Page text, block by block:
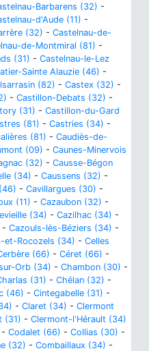
Barbarens (32) -
d'Aude (11) -
(32) - Castelnau-de-
de-Montmiral (81) -
(31) - Castelnau-le-Lez
Sainte Alauzie (46) -
(82) - Castex (32) -
- Castillon-Debats (32) -
(31) - Castillon-du-Gard
(81) - Castries (34) -
(81) - Caudiès-de-
(09) - Caunes-Minervois
(32) - Causse-Bégon
(34) - Caussens (32) -
- Cavillargues (30) -
(11) - Cazaubon (32) -
(34) - Cazilhac (34) -
- Cazouls-lès-Béziers (34) -
et-Rocozels (34) - Celles
(66) - Céret (66) -
Orb (34) - Chambon (30) -
(31) - Chélan (32) -
(46) - Cintegabelle (31) -
- Claret (34) - Clermont
(31) - Clermont-l'Hérault (34)
- Codalet (66) - Collias (30) -
(32) - Combaillaux (34) -